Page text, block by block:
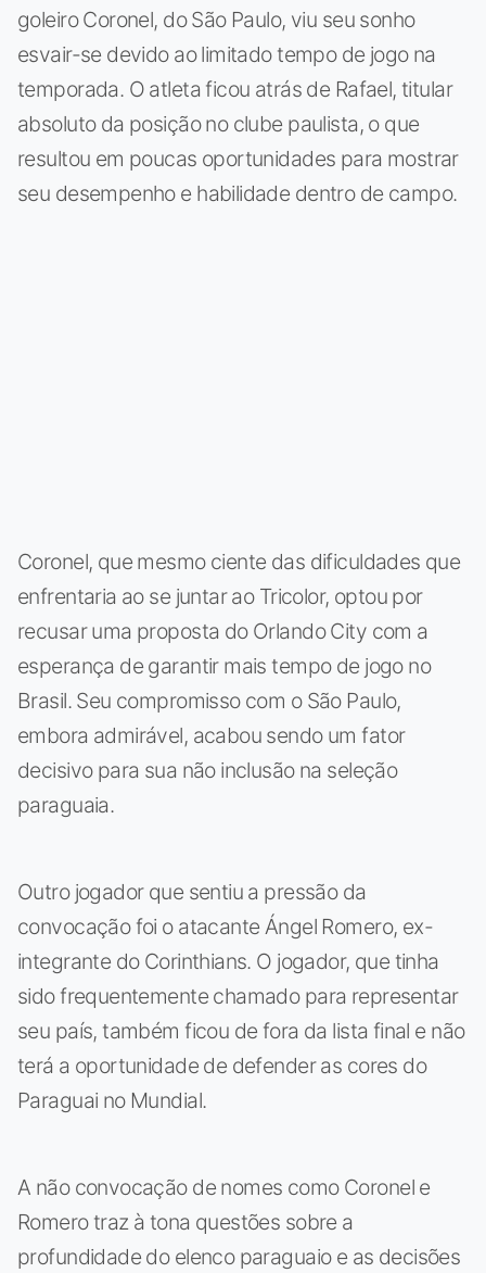
goleiro Coronel, do São Paulo, viu seu sonho
esvair-se devido ao limitado tempo de jogo na
temporada. O atleta ficou atrás de Rafael, titular
absoluto da posição no clube paulista, o que
resultou em poucas oportunidades para mostrar
seu desempenho e habilidade dentro de campo.
Coronel, que mesmo ciente das dificuldades que
enfrentaria ao se juntar ao Tricolor, optou por
recusar uma proposta do Orlando City com a
esperança de garantir mais tempo de jogo no
Brasil. Seu compromisso com o São Paulo,
embora admirável, acabou sendo um fator
decisivo para sua não inclusão na seleção
paraguaia.
Outro jogador que sentiu a pressão da
convocação foi o atacante Ángel Romero, ex-
integrante do Corinthians. O jogador, que tinha
sido frequentemente chamado para representar
seu país, também ficou de fora da lista final e não
terá a oportunidade de defender as cores do
Paraguai no Mundial.
A não convocação de nomes como Coronel e
Romero traz à tona questões sobre a
profundidade do elenco paraguaio e as decisões